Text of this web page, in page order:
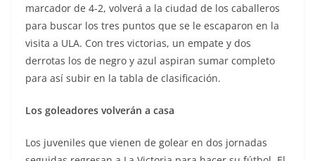
marcador de 4-2, volverá a la ciudad de los caballeros
para buscar los tres puntos que se le escaparon en la
visita a ULA. Con tres victorias, un empate y dos
derrotas los de negro y azul aspiran sumar completo
para así subir en la tabla de clasificación.
Los goleadores volverán a casa
Los juveniles que vienen de golear en dos jornadas